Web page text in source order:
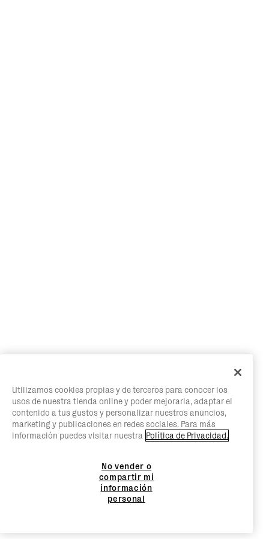
Utilizamos cookies propias y de terceros para conocer los
usos de nuestra tienda online y poder mejorarla, adaptar el
contenido a tus gustos y personalizar nuestros anuncios,
marketing y publicaciones en redes sociales. Para más
información puedes visitar nuestra Política de Privacidad.
No vender o
compartir mi
información
personal